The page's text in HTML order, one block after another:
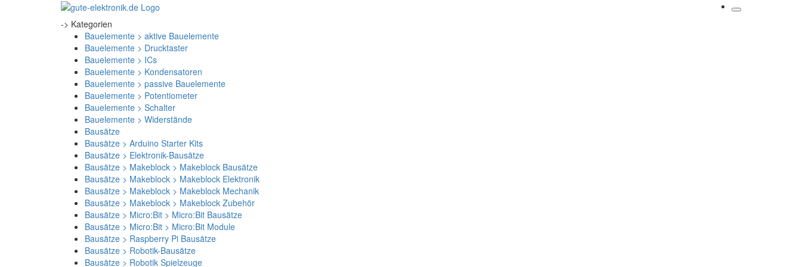
-> Kategorien
Bauelemente > aktive Bauelemente
Bauelemente > Drucktaster
Bauelemente > ICs
Bauelemente > Kondensatoren
Bauelemente > passive Bauelemente
Bauelemente > Potentiometer
Bauelemente > Schalter
Bauelemente > Widerstände
Bausätze
Bausätze > Arduino Starter Kits
Bausätze > Elektronik-Bausätze
Bausätze > Makeblock > Makeblock Bausätze
Bausätze > Makeblock > Makeblock Elektronik
Bausätze > Makeblock > Makeblock Mechanik
Bausätze > Makeblock > Makeblock Zubehör
Bausätze > Micro:Bit > Micro:Bit Bausätze
Bausätze > Micro:Bit > Micro:Bit Module
Bausätze > Raspberry Pi Bausätze
Bausätze > Robotik-Bausätze
Bausätze > Robotik Spielzeuge